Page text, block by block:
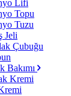
Lifi
Topu
Tuzu
Jeli
Çubuğu
Bakımı
Kremi